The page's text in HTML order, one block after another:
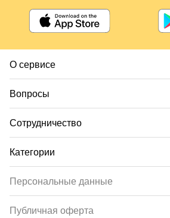
О сервисе
Вопросы
Сотрудничество
Категории
Персональные данные
Публичная оферта